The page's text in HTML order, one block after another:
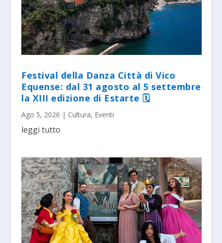
Festival della Danza Città di Vico
Equense: dal 31 agosto al 5 settembre
la XIII edizione di Estarte 🗓
Ago 5, 2026 | Cultura, Eventi
leggi tutto